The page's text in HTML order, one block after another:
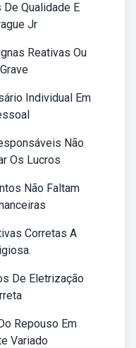
Qualidade E
Jr
Reativas Ou
Individual Em
Não
Os Lucros
Não Faltam
Corretas A
De Eletrização
Repouso Em
Variado